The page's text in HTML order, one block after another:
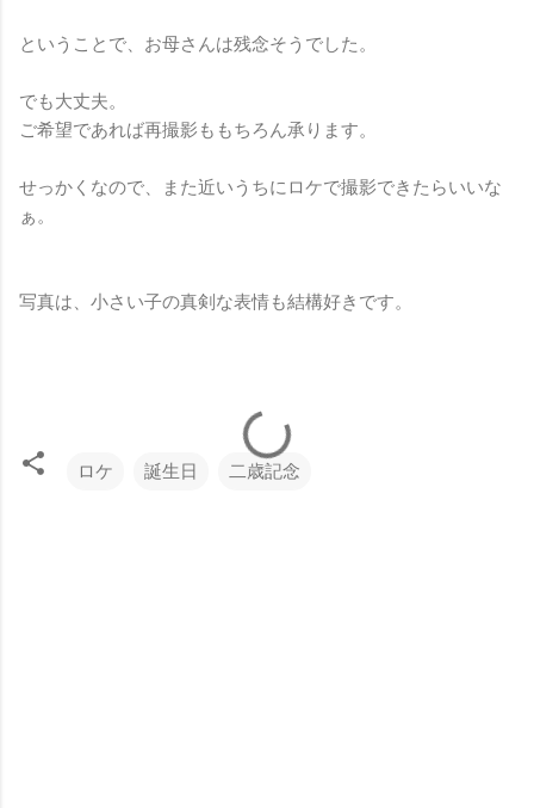
ということで、お母さんは残念そうでした。
でも大丈夫。
ご希望であれば再撮影ももちろん承ります。
せっかくなので、また近いうちにロケで撮影できたらいいな
ぁ。
写真は、小さい子の真剣な表情も結構好きです。
ロケ 誕生日 二歳記念